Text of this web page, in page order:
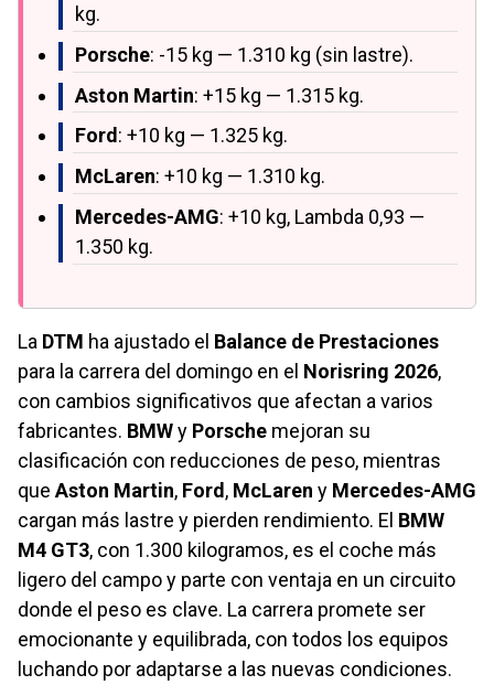
kg.
Porsche: -15 kg — 1.310 kg (sin lastre).
Aston Martin: +15 kg — 1.315 kg.
Ford: +10 kg — 1.325 kg.
McLaren: +10 kg — 1.310 kg.
Mercedes-AMG: +10 kg, Lambda 0,93 —
1.350 kg.
La DTM ha ajustado el Balance de Prestaciones
para la carrera del domingo en el Norisring 2026,
con cambios significativos que afectan a varios
fabricantes. BMWy Porsche mejoran su
clasificación con reducciones de peso, mientras
que Aston Martin, Ford , McLaren y Mercedes-AMG
cargan más lastre y pierden rendimiento. El BMW
M4 GT3, con 1.300 kilogramos, es el coche más
ligero del campo y parte con ventaja en un circuito
donde el peso es clave. La carrera promete ser
emocionante y equilibrada, con todos los equipos
luchando por adaptarse a las nuevas condiciones.